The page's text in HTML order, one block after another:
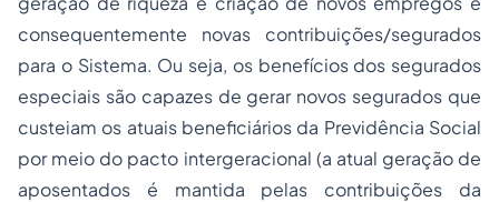
consequentemente novas contribuições/segurados
para o Sistema. Ou seja, os benefícios dos segurados
especiais são capazes de gerar novos segurados que
custeiam os atuais beneficiários da Previdência Social
por meio do pacto intergeracional (a atual geração de
aposentados é mantida pelas contribuições da